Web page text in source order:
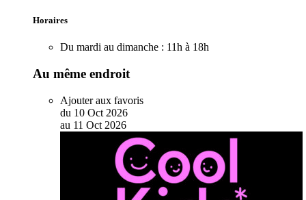
Horaires
Du mardi au dimanche : 11h à 18h
Au même endroit
Ajouter aux favoris
du 10 Oct 2026
au 11 Oct 2026